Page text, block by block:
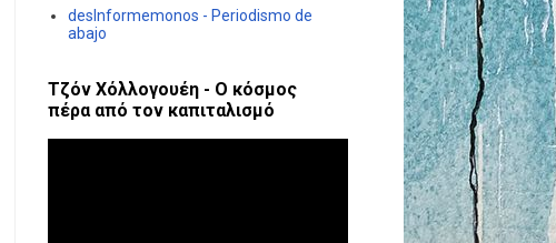
desInformemonos - Periodismo de
abajo
Τζόν Χόλλογουέη - Ο κόσμος
πέρα από τον καπιταλισμό